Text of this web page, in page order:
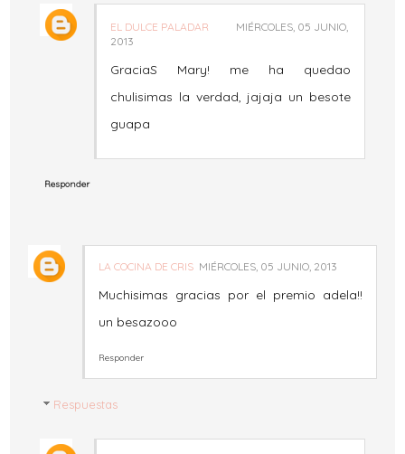
EL DULCE PALADAR
MIÉRCOLES, 05 JUNIO,
2013
GraciaS Mary! me ha quedao
chulisimas la verdad, jajaja un besote
guapa
Responder
LA COCINA DE CRIS MIÉRCOLES, 05 JUNIO, 2013
Muchisimas gracias por el premio adela!!
un besazooo
Responder
Respuestas